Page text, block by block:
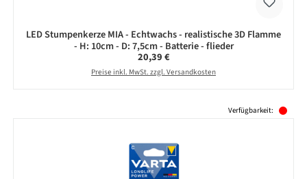
LED Stumpenkerze MIA - Echtwachs - realistische 3D Flamme
- H: 10cm - D: 7,5cm - Batterie - flieder
Regulärer Preis:
20,39 €
Preise inkl. MwSt. zzgl. Versandkosten
Verfügbarkeit: